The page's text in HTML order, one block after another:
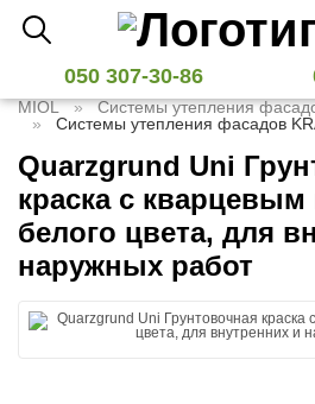
050 307-30-86
MIOL
Системы утепления
Системы утепления фасадов
Quarzgrund Uni
краска с кварцевым
белого цвета, для
наружных работ